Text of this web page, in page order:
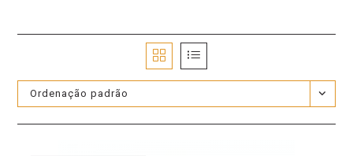
Ordenação padrão